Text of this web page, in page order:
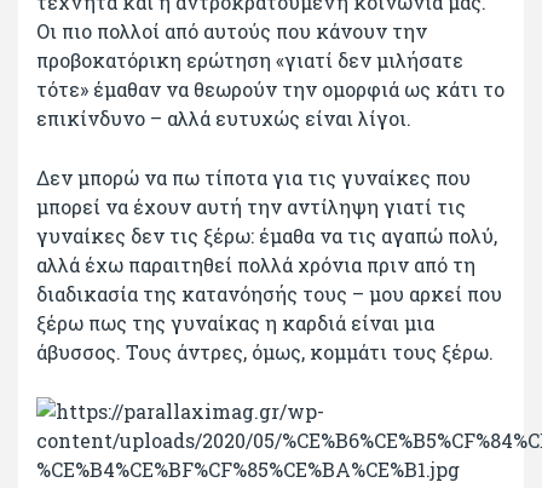
Οι πιο πολλοί από αυτούς που κάνουν την
προβοκατόρικη ερώτηση «γιατί δεν μιλήσατε
τότε» έμαθαν να θεωρούν την ομορφιά ως κάτι το
επικίνδυνο – αλλά ευτυχώς είναι λίγοι.
Δεν μπορώ να πω τίποτα για τις γυναίκες που
μπορεί να έχουν αυτή την αντίληψη γιατί τις
γυναίκες δεν τις ξέρω: έμαθα να τις αγαπώ πολύ,
αλλά έχω παραιτηθεί πολλά χρόνια πριν από τη
διαδικασία της κατανόησής τους – μου αρκεί που
ξέρω πως της γυναίκας η καρδιά είναι μια
άβυσσος. Τους άντρες, όμως, κομμάτι τους ξέρω.